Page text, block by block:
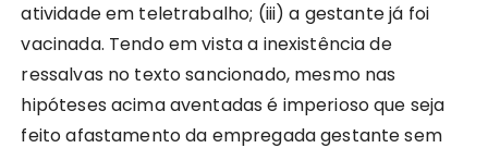
atividade em teletrabalho; (iii) a gestante já foi
vacinada. Tendo em vista a inexistência de
ressalvas no texto sancionado, mesmo nas
hipóteses acima aventadas é imperioso que seja
feito afastamento da empregada gestante sem